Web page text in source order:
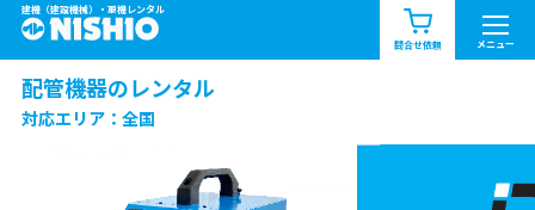
建機（建設機械）・重機レンタル
問合せ依頼 メニュー
商品一覧 お知らせ一覧
問合せ依頼リスト
東北
配管機器のレンタル
対応エリア：全国